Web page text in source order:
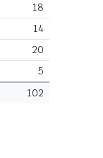
18
14
20
5
102